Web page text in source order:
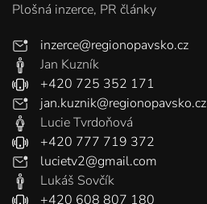
Plošná inzerce, PR články
inzerce@regionopavsko.cz
Jan Kuzník
+420 725 352 171
jan.kuznik@regionopavsko.cz
Lucie Tvrdoňová
+420 777 719 372
lucietv2@gmail.com
Lukáš Sovčík
+420 608 807 180